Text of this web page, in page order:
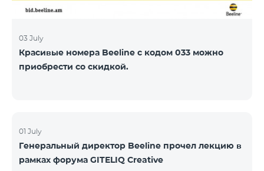
03 July
Красивые номера Beeline с кодом 033 можно
приобрести со скидкой.
01 July
Генеральный директор Beeline прочел лекцию в
рамках форума GITELIQ Creative